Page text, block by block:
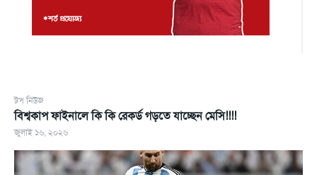
টপ নিউজ
বিশ্বকাপ ফাইনালে কি কি রেকর্ড গড়তে যাচ্ছেন মেসি!!!!
জুলাই ১৬, ২০২৬